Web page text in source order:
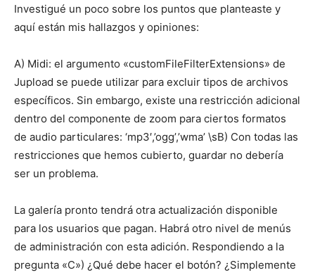
Investigué un poco sobre los puntos que planteaste y
aquí están mis hallazgos y opiniones:
A) Midi: el argumento «customFileFilterExtensions» de
Jupload se puede utilizar para excluir tipos de archivos
específicos. Sin embargo, existe una restricción adicional
dentro del componente de zoom para ciertos formatos
de audio particulares: ‘mp3′,’ogg’,’wma’ \sB) Con todas las
restricciones que hemos cubierto, guardar no debería
ser un problema.
La galería pronto tendrá otra actualización disponible
para los usuarios que pagan. Habrá otro nivel de menús
de administración con esta adición. Respondiendo a la
pregunta «C») ¿Qué debe hacer el botón? ¿Simplemente